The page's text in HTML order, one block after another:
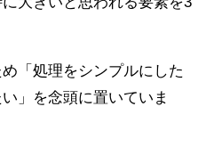
「処理をシンプルにした
」を念頭に置いていま